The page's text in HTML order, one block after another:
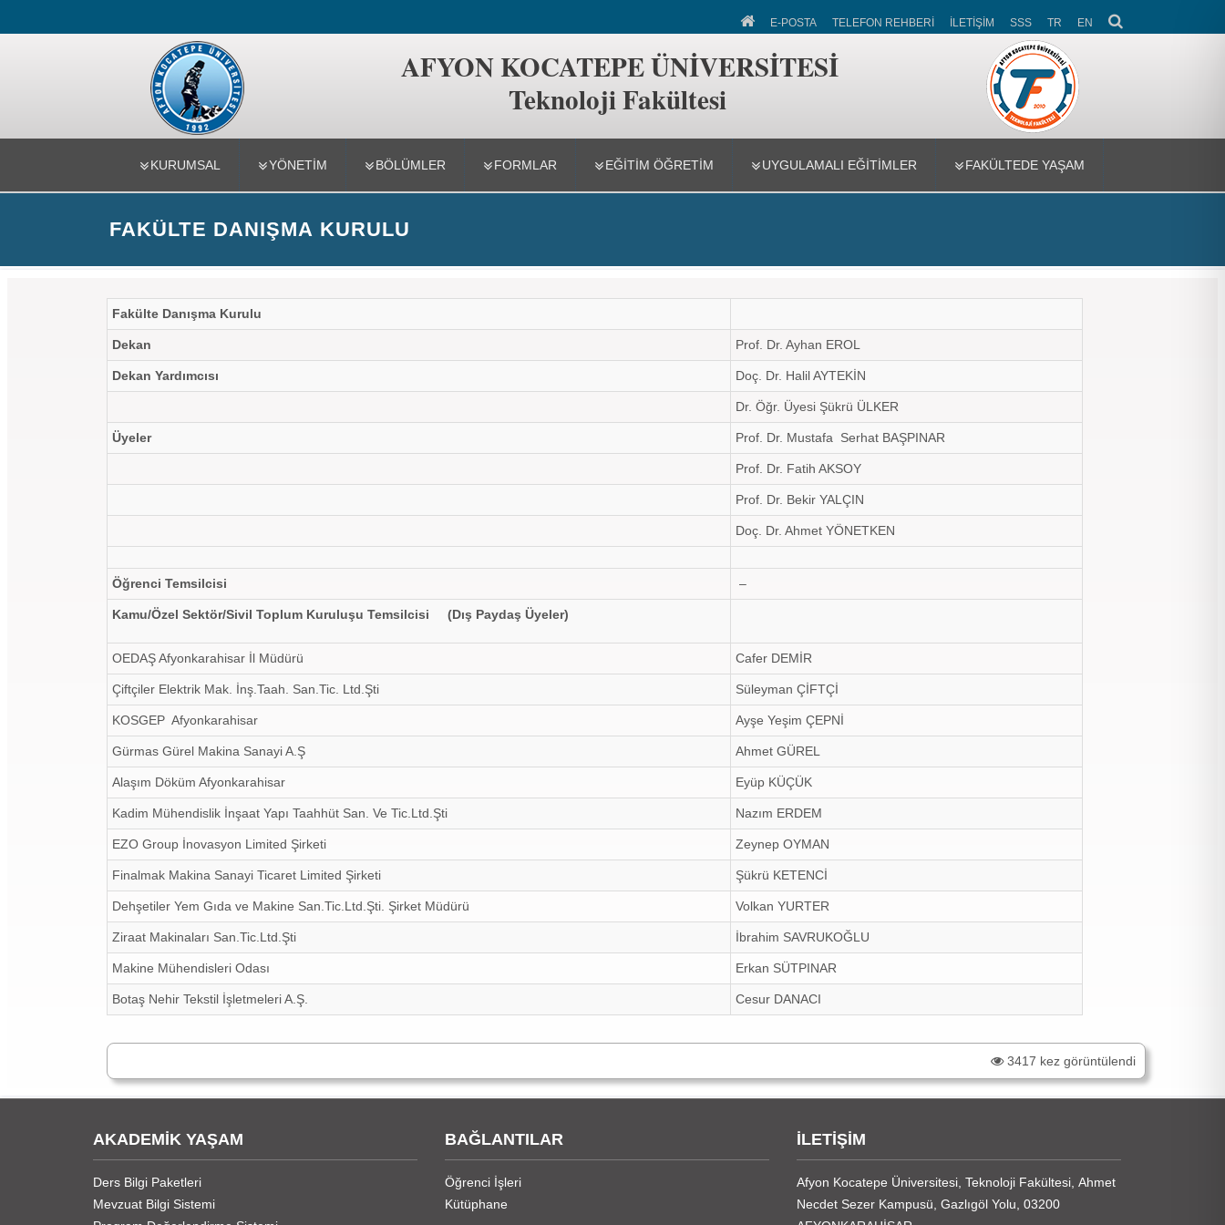
Teknoloji Fakültesi
E-POSTA TELEFON REHBERİ İLETİŞİM SSS TR EN
AFYON KOCATEPE ÜNİVERSİTESİ
Teknoloji Fakültesi
KURUMSAL YÖNETİM BÖLÜMLER FORMLAR EĞITIM ÖĞRETIM UYGULAMALI EĞİTİMLER FAKÜLTEDE YAŞAM
FAKÜLTE DANIŞMA KURULU
Fakülte Danışma Kurulu
Dekan Prof. Dr. Ayhan EROL
Dekan Yardımcısı Doç. Dr. Halil AYTEKİN
Dr. Öğr. Üyesi Şükrü ÜLKER
Üyeler Prof. Dr. Mustafa Serhat BAŞPINAR
Prof. Dr. Fatih AKSOY
Prof. Dr. Bekir YALÇIN
Doç. Dr. Ahmet YÖNETKEN
Öğrenci Temsilcisi –
Kamu/Özel Sektör/Sivil Toplum Kuruluşu Temsilcisi (Dış Paydaş Üyeler)
OEDAŞ Afyonkarahisar İl Müdürü Cafer DEMİR
Çiftçiler Elektrik Mak. İnş.Taah. San.Tic. Ltd.Şti Süleyman ÇİFTÇİ
KOSGEP Afyonkarahisar Ayşe Yeşim ÇEPNİ
Gürmas Gürel Makina Sanayi A.Ş Ahmet GÜREL
Alaşım Döküm Afyonkarahisar Eyüp KÜÇÜK
Kadim Mühendislik İnşaat Yapı Taahhüt San. Ve Tic.Ltd.Şti Nazım ERDEM
EZO Group İnovasyon Limited Şirketi Zeynep OYMAN
Finalmak Makina Sanayi Ticaret Limited Şirketi Şükrü KETENCİ
Dehşetiler Yem Gıda ve Makine San.Tic.Ltd.Şti. Şirket Müdürü Volkan YURTER
Ziraat Makinaları San.Tic.Ltd.Şti İbrahim SAVRUKOĞLU
Makine Mühendisleri Odası Erkan SÜTPINAR
Botaş Nehir Tekstil İşletmeleri A.Ş. Cesur DANACI
3417 kez görüntülendi
AKADEMİK YAŞAM
Ders Bilgi Paketleri
Mevzuat Bilgi Sistemi
BAĞLANTILAR
Öğrenci İşleri
Kütüphane
İLETİŞİM
Afyon Kocatepe Üniversitesi, Teknoloji Fakültesi, Ahmet
Necdet Sezer Kampusü, Gazlıgöl Yolu, 03200